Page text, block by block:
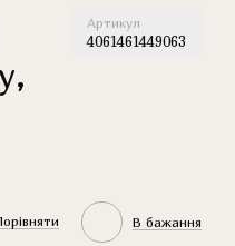
Артикул
4061461449063
В бажання